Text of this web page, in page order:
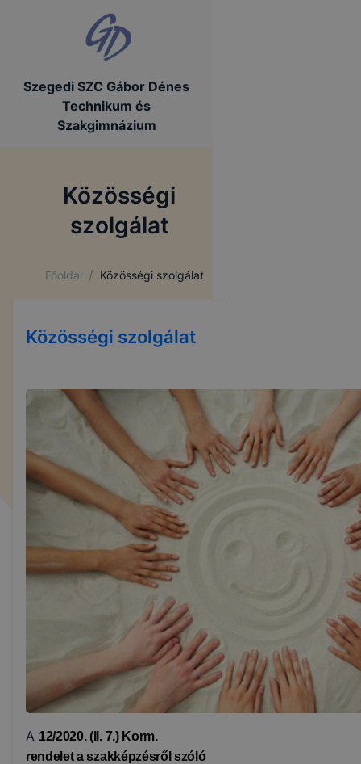
Szegedi SZC Gábor Dénes
Technikum és
Szakgimnázium
Közösségi
szolgálat
Főoldal / Közösségi szolgálat
Közösségi szolgálat
A 12/2020. (II. 7.) Korm.
rendeleta szakképzésről szóló